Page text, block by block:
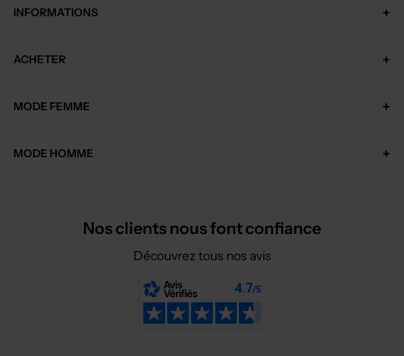
INFORMATIONS
ACHETER
MODE FEMME
MODE HOMME
Nos clients nous font confiance
Découvrez tous nos avis